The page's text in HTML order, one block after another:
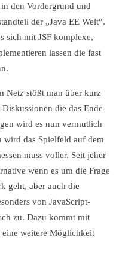
den Vordergrund und
der „Java EE Welt“.
sich mit JSF komplexe,
lassen die fast
Netz stößt man über kurz
die das Ende
wird es nun vermutlich
wird das Spielfeld auf dem
muss voller. Seit jeher
wenn es um die Frage
geht, aber auch die
von JavaScript-
zu. Dazu kommt mit
eine weitere Möglichkeit